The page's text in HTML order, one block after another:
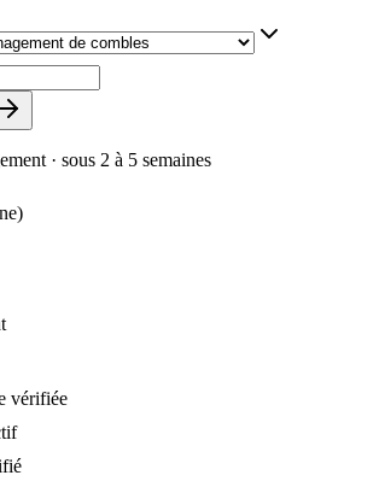
· sous 2 à 5 semaines
vérifiée